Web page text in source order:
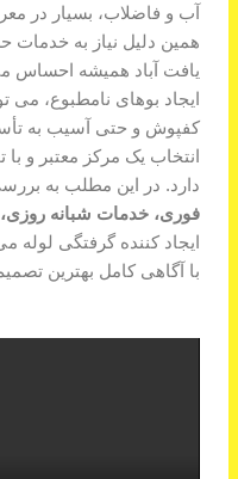
آب و فاضلاب، بسیار در
همین دلیل نیاز به خدمات
یافت آباد همیشه احساس
ایجاد بوهای نامطبوع، می
کفپوش و حتی آسیب به
انتخاب یک مرکز معتبر و
دارد. در این مطلب به
فوری، خدمات شبانه روزی،
ایجاد کننده گرفتگی لوله
با آگاهی کامل بهترین